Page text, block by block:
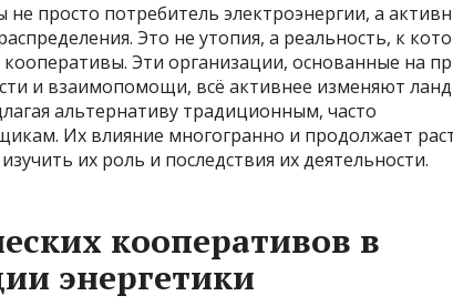
не просто потребитель электроэнергии, а
Это не утопия, а реальность, к
Эти организации, основанные на
и взаимопомощи, всё активнее изменяют
альтернативу традиционным, часто
Их влияние многогранно и продолжает
их роль и последствия их деятельности.
кооперативов в
энергетики